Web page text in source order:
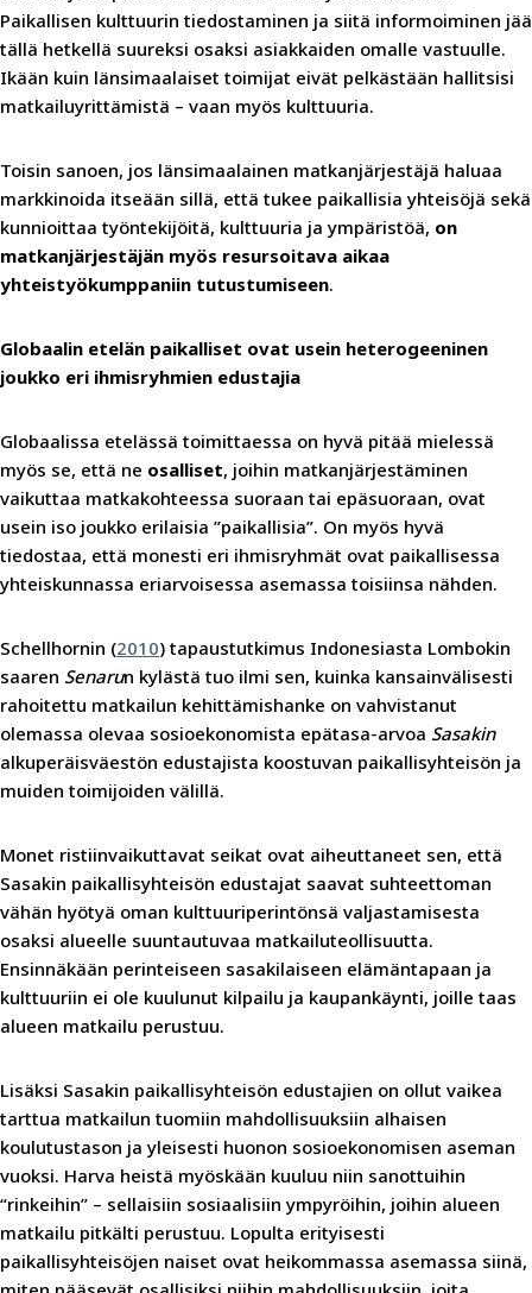
Paikallisen kulttuurin tiedostaminen ja siitä informoiminen jää
tällä hetkellä suureksi osaksi asiakkaiden omalle vastuulle.
Ikään kuin länsimaalaiset toimijat eivät pelkästään hallitsisi
matkailuyrittämistä – vaan myös kulttuuria.
Toisin sanoen, jos länsimaalainen matkanjärjestäjä haluaa
markkinoida itseään sillä, että tukee paikallisia yhteisöjä sekä
kunnioittaa työntekijöitä, kulttuuria ja ympäristöä, on
matkanjärjestäjän myös resursoitava aikaa
yhteistyökumppaniin tutustumiseen.
Globaalin etelän paikalliset ovat usein heterogeeninen
joukko eri ihmisryhmien edustajia
Globaalissa etelässä toimittaessa on hyvä pitää mielessä
myös se, että ne osalliset, joihin matkanjärjestäminen
vaikuttaa matkakohteessa suoraan tai epäsuoraan, ovat
usein iso joukko erilaisia ”paikallisia”. On myös hyvä
tiedostaa, että monesti eri ihmisryhmät ovat paikallisessa
yhteiskunnassa eriarvoisessa asemassa toisiinsa nähden.
Schellhornin (2010) tapaustutkimus Indonesiasta Lombokin
saaren Senarun kylästä tuo ilmi sen, kuinka kansainvälisesti
rahoitettu matkailun kehittämishanke on vahvistanut
olemassa olevaa sosioekonomista epätasa-arvoa Sasakin
alkuperäisväestön edustajista koostuvan paikallisyhteisön ja
muiden toimijoiden välillä.
Monet ristiinvaikuttavat seikat ovat aiheuttaneet sen, että
Sasakin paikallisyhteisön edustajat saavat suhteettoman
vähän hyötyä oman kulttuuriperintönsä valjastamisesta
osaksi alueelle suuntautuvaa matkailuteollisuutta.
Ensinnäkään perinteiseen sasakilaiseen elämäntapaan ja
kulttuuriin ei ole kuulunut kilpailu ja kaupankäynti, joille taas
alueen matkailu perustuu.
Lisäksi Sasakin paikallisyhteisön edustajien on ollut vaikea
tarttua matkailun tuomiin mahdollisuuksiin alhaisen
koulutustason ja yleisesti huonon sosioekonomisen aseman
vuoksi. Harva heistä myöskään kuuluu niin sanottuihin
“rinkeihin” – sellaisiin sosiaalisiin ympyröihin, joihin alueen
matkailu pitkälti perustuu. Lopulta erityisesti
paikallisyhteisöjen naiset ovat heikommassa asemassa siinä,